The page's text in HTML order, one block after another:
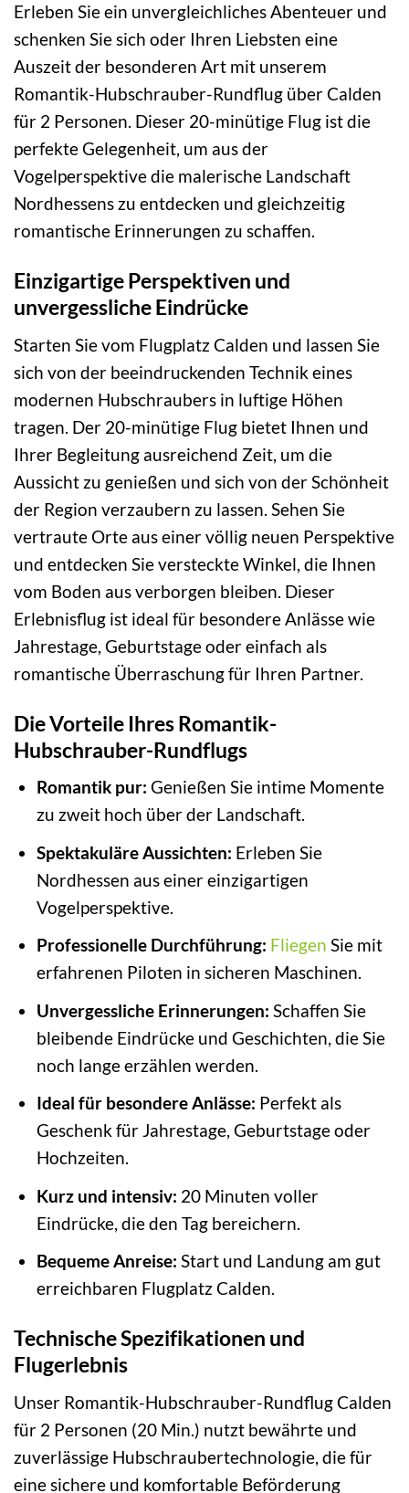
Erleben Sie ein unvergleichliches Abenteuer und
schenken Sie sich oder Ihren Liebsten eine
Auszeit der besonderen Art mit unserem
Romantik-Hubschrauber-Rundflug über Calden
für 2 Personen. Dieser 20-minütige Flug ist die
perfekte Gelegenheit, um aus der
Vogelperspektive die malerische Landschaft
Nordhessens zu entdecken und gleichzeitig
romantische Erinnerungen zu schaffen.
Einzigartige Perspektiven und
unvergessliche Eindrücke
Starten Sie vom Flugplatz Calden und lassen Sie
sich von der beeindruckenden Technik eines
modernen Hubschraubers in luftige Höhen
tragen. Der 20-minütige Flug bietet Ihnen und
Ihrer Begleitung ausreichend Zeit, um die
Aussicht zu genießen und sich von der Schönheit
der Region verzaubern zu lassen. Sehen Sie
vertraute Orte aus einer völlig neuen Perspektive
und entdecken Sie versteckte Winkel, die Ihnen
vom Boden aus verborgen bleiben. Dieser
Erlebnisflug ist ideal für besondere Anlässe wie
Jahrestage, Geburtstage oder einfach als
romantische Überraschung für Ihren Partner.
Die Vorteile Ihres Romantik-
Hubschrauber-Rundflugs
Romantik pur: Genießen Sie intime Momente
zu zweit hoch über der Landschaft.
Spektakuläre Aussichten: Erleben Sie
Nordhessen aus einer einzigartigen
Vogelperspektive.
Professionelle Durchführung: Fliegen Sie mit
erfahrenen Piloten in sicheren Maschinen.
Unvergessliche Erinnerungen: Schaffen Sie
bleibende Eindrücke und Geschichten, die Sie
noch lange erzählen werden.
Ideal für besondere Anlässe: Perfekt als
Geschenk für Jahrestage, Geburtstage oder
Hochzeiten.
Kurz und intensiv: 20 Minuten voller
Eindrücke, die den Tag bereichern.
Bequeme Anreise: Start und Landung am gut
erreichbaren Flugplatz Calden.
Technische Spezifikationen und
Flugerlebnis
Unser Romantik-Hubschrauber-Rundflug Calden
für 2 Personen (20 Min.) nutzt bewährte und
zuverlässige Hubschraubertechnologie, die für
eine sichere und komfortable Beförderung